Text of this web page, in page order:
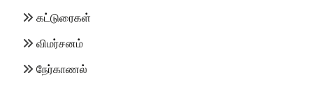
கட்டுரைகள்
விமர்சனம்
நேர்காணல்